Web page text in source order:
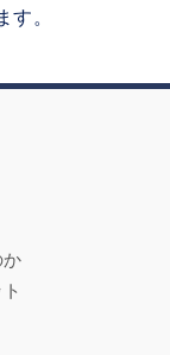
。
か